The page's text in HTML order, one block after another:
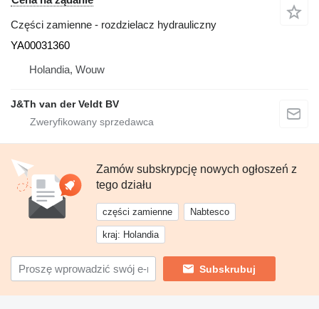
Części zamienne - rozdzielacz hydrauliczny
YA00031360
Holandia, Wouw
J&Th van der Veldt BV
Zamów subskrypcję nowych ogłoszeń z
tego działu
części zamienne Nabtesco
kraj: Holandia
Subskrubuj